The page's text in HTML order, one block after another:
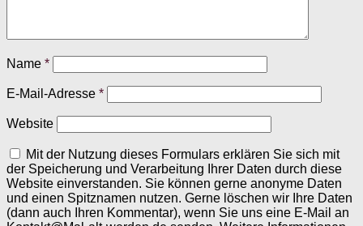
Name *
E-Mail-Adresse *
Website
Mit der Nutzung dieses Formulars erklären Sie sich mit
der Speicherung und Verarbeitung Ihrer Daten durch diese
Website einverstanden. Sie können gerne anonyme Daten
und einen Spitznamen nutzen. Gerne löschen wir Ihre Daten
(dann auch Ihren Kommentar), wenn Sie uns eine E-Mail an